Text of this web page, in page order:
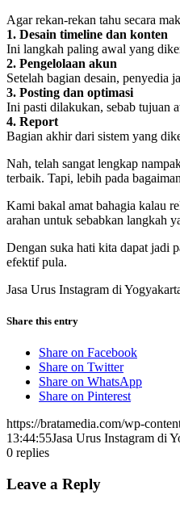
Agar rekan-rekan tahu secara
1. Desain timeline dan konten
Ini langkah paling awal yang
2. Pengelolaan akun
Setelah bagian desain, penyedia
3. Posting dan optimasi
Ini pasti dilakukan, sebab tujuan
4. Report
Bagian akhir dari sistem yang
Nah, telah sangat lengkap
terbaik. Tapi, lebih pada
Kami bakal amat bahagia kalau
arahan untuk sebabkan langkah
Dengan suka hati kita dapat jadi
efektif pula.
Jasa Urus Instagram di
Share this entry
Share on Facebook
Share on Twitter
Share on WhatsApp
Share on Pinterest
https://bratamedia.com/wp-
13:44:55Jasa Urus Instagram di
0 replies
Leave a Reply